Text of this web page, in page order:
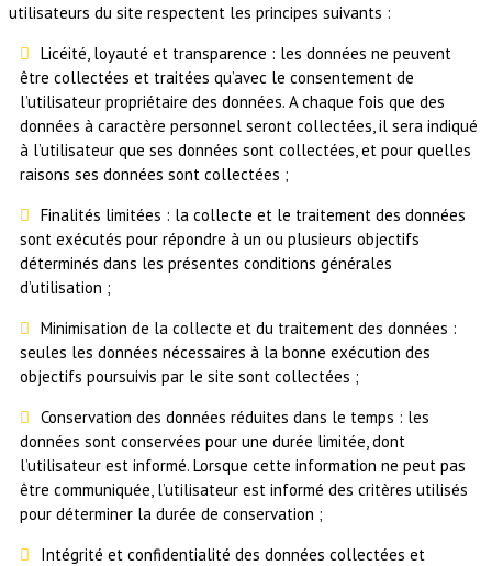
utilisateurs du site respectent les principes suivants :
Licéité, loyauté et transparence : les données ne peuvent
être collectées et traitées qu’avec le consentement de
l’utilisateur propriétaire des données. A chaque fois que des
données à caractère personnel seront collectées, il sera indiqué
à l’utilisateur que ses données sont collectées, et pour quelles
raisons ses données sont collectées ;
Finalités limitées : la collecte et le traitement des données
sont exécutés pour répondre à un ou plusieurs objectifs
déterminés dans les présentes conditions générales
d’utilisation ;
Minimisation de la collecte et du traitement des données :
seules les données nécessaires à la bonne exécution des
objectifs poursuivis par le site sont collectées ;
Conservation des données réduites dans le temps : les
données sont conservées pour une durée limitée, dont
l’utilisateur est informé. Lorsque cette information ne peut pas
être communiquée, l’utilisateur est informé des critères utilisés
pour déterminer la durée de conservation ;
Intégrité et confidentialité des données collectées et